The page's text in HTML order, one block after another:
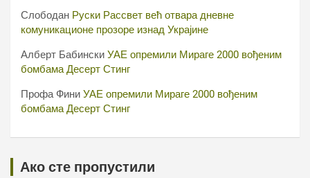
Слободан Руски Рассвет већ отвара дневне
комуникационе прозоре изнад Украјине
Алберт Бабински УАЕ опремили Мираге 2000 вођеним
бомбама Десерт Стинг
Профа Фини УАЕ опремили Мираге 2000 вођеним
бомбама Десерт Стинг
Ако сте пропустили